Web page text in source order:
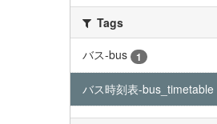
Tags
バス-bus
1
バス時刻表-bus_timetable